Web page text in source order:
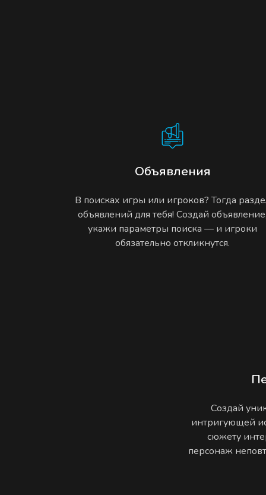
Объявления
В поисках игры или игроков? Тогда
объявлений для тебя! Создай
укажи параметры поиска — и игроки
обязательно откликнутся.
Создай
интригующей
сюжету
персонаж